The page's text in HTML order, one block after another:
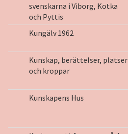
svenskarna i Viborg, Kotka
och Pyttis
Kungälv 1962
Kunskap, berättelser, platser
och kroppar
Kunskapens Hus